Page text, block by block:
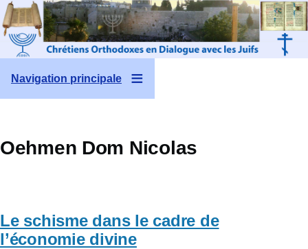
Aller au contenu principal
Navigation principale
Oehmen Dom Nicolas
Le schisme dans le cadre de
l’économie divine